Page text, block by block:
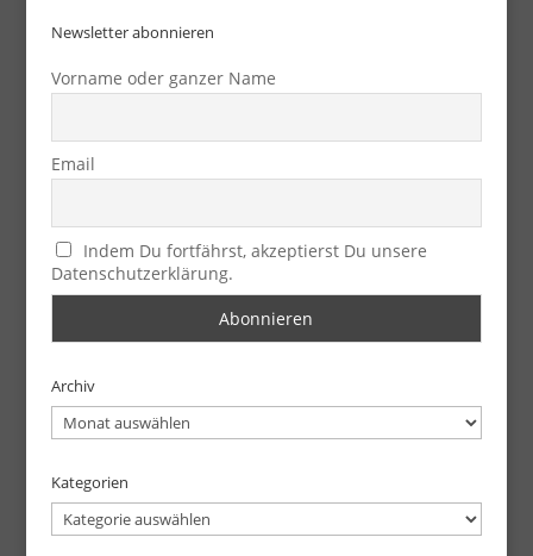
Newsletter abonnieren
Vorname oder ganzer Name
Email
Indem Du fortfährst, akzeptierst Du unsere
Datenschutzerklärung.
Archiv
Archiv
Kategorien
Kategorien